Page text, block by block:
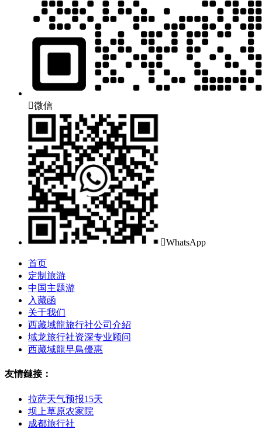
微信
WhatsApp
首页
定制旅游
中国主题游
入藏函
关于我们
西藏域龍旅行社公司介紹
域龙旅行社资深专业顾问
西藏域龍早鳥優惠
友情鏈接：
拉萨天气预报15天
坝上草原农家院
成都旅行社